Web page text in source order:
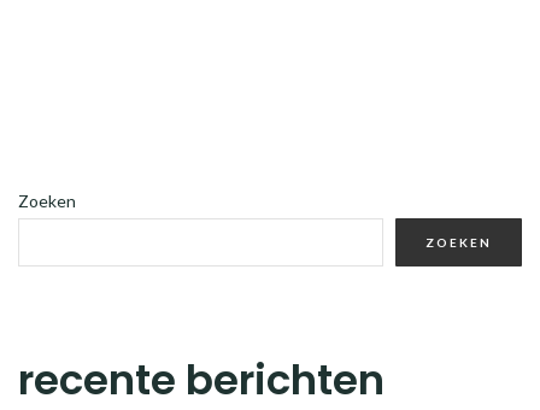
Zoeken
ZOEKEN
recente berichten